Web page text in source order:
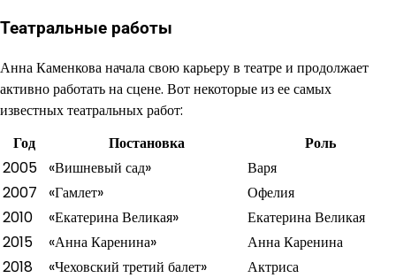
Театральные работы
Анна Каменкова начала свою карьеру в театре и продолжает
активно работать на сцене. Вот некоторые из ее самых
известных театральных работ:
Год
Постановка
Роль
2005
«Вишневый сад»
Варя
2007
«Гамлет»
Офелия
2010
«Екатерина Великая»
Екатерина Великая
2015
«Анна Каренина»
Анна Каренина
2018
«Чеховский третий балет» Актриса